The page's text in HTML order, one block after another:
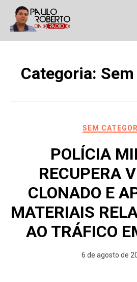
content
Categoria:
SEM
POLÍCIA
RECUPERA
CLONADO E
MATERIAIS
AO TRÁFICO
6 de agosto de